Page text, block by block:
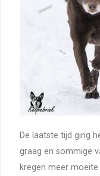
De laatste tijd ging
graag en sommige
kregen meer